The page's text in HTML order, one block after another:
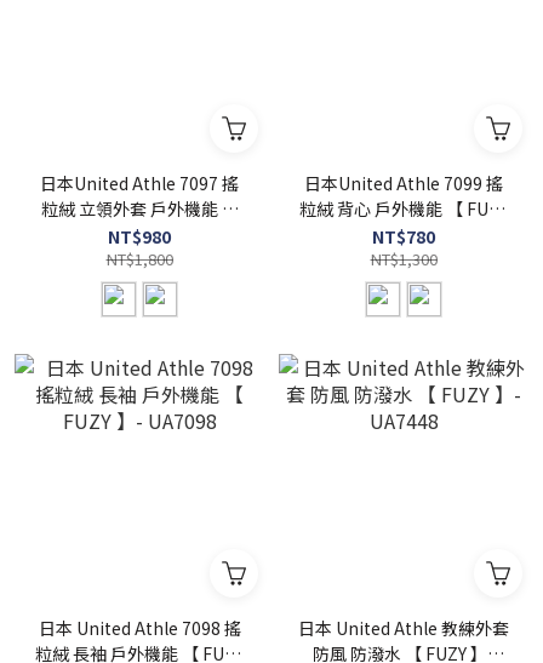
日本United Athle 7097 搖
粒絨 立領外套 戶外機能 【
FUZY 】- UA7097
NT$980
NT$1,800
日本United Athle 7099 搖
粒絨 背心 戶外機能 【 FUZY
】- UA7099
NT$780
NT$1,300
日本 United Athle 7098 搖
粒絨 長袖 戶外機能 【 FUZY
日本 United Athle 教練外套
防風 防潑水 【 FUZY 】-